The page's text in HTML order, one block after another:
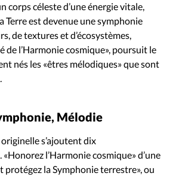
corps céleste d’une énergie vitale,
Terre est devenue une symphonie
de textures et d’écosystèmes,
de l’Harmonie cosmique», poursuit le
nés les «êtres mélodiques» que sont
Mélodie
s’ajoutent dix
l’Harmonie cosmique» d’une
protégez la Symphonie terrestre», ou